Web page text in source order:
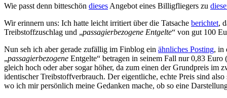
Wie passt denn bitteschön dieses Angebot eines Billigfliegers zu
Wir erinnern uns: Ich hatte leicht irritiert über die Tatsache berichtet,
Treibstoffzuschlag und „passagierbezogene Entgelte“ von gut 100
Nun seh ich aber gerade zufällig im Finblog ein ähnliches Posting, in
„passagierbezogene Entgelte“ betragen in seinem Fall nur 0,83
gleich hoch oder aber sogar höher, da zum einen der Grundpreis im
identischer Treibstoffverbrauch. Der eigentliche, echte Preis sind also
wo ich mir persönlich meine Gedanken mache, ob so eine